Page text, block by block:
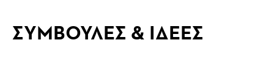
ΣΥΜΒΟΥΛΕΣ & ΙΔΕΕΣ